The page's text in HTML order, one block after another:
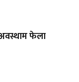
फेला